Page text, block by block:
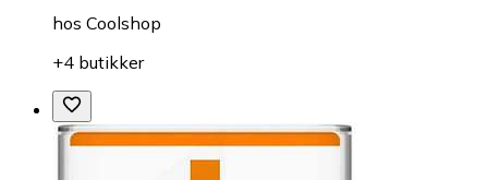
hos Coolshop
+4 butikker